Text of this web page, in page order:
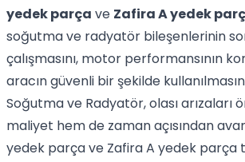
yedek parça ve Zafira A yedek
soğutma ve radyatör bileşenlerinin
çalışmasını, motor performansının
aracın güvenli bir şekilde
Soğutma ve Radyatör, olası arızaları
maliyet hem de zaman açısından
yedek parça ve Zafira A yedek parça